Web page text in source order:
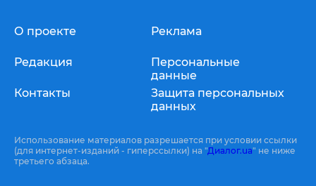
О проекте
Редакция
Контакты
Реклама
Персональные
данные
Защита персональных
данных
Использование материалов разрешается при условии ссылки
(для интернет-изданий - гиперссылки) на "Диалог.ua" не ниже
третьего абзаца.